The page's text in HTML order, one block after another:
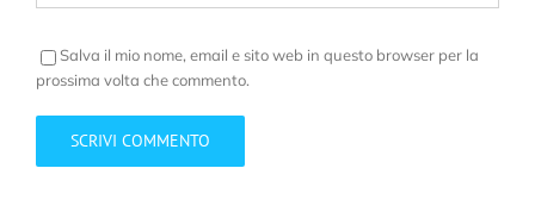
Salva il mio nome, email e sito web in questo browser per la
prossima volta che commento.